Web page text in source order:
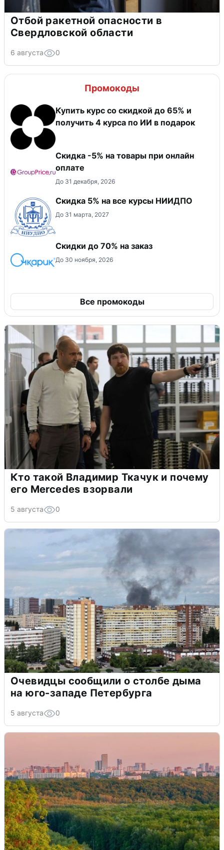
Отбой ракетной опасности в
Свердловской области
6 августа 0
Промокоды
Купить курс со скидкой до 65% и
получить 4 курса по ИИ в подарок
​Скидка -5% на товары при онлайн
оплате
До 31 декабря, 2026
Скидка 5% на все курсы НИИДПО
До 31 марта, 2027
Скидки до 70% на заказ
До 30 ноября, 2026
Все промокоды
Кто такой Владимир Ткачук и почему
его Mercedes взорвали
5 августа 0
Очевидцы сообщили о столбе дыма
на юго-западе Петербурга
5 августа 0